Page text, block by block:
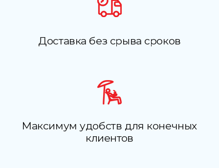
Доставка без срыва сроков
Максимум удобств для конечных
клиентов